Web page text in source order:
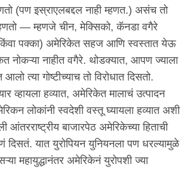
(पण इस्राएलबद्दल नाही म्हणत.) असंच तो
— म्हणजे चीन, मेक्सिको, कॅनडा वगैरे
पक्का) अमेरिकेत सहज आणि स्वस्तात येऊ
नोकऱ्या नाहीत वगैरे. थोडक्यात, आपण ज्याला
त्या गोष्टीच्याच तो विरोधात दिसतो.
व्हायला हव्यात, अमेरिकेत मालाचं उत्पादन
लोकांनी स्वदेशी वस्तू घ्यायला हव्यात अशी
आंतरराष्ट्रीय बाजारपेठ अमेरिकेच्या हिताची
दिसतं. यात युरोपियन युनियनला पण धरल्यामुळे
महायुद्धानंतर अमेरिकेनं युरोपशी ज्या